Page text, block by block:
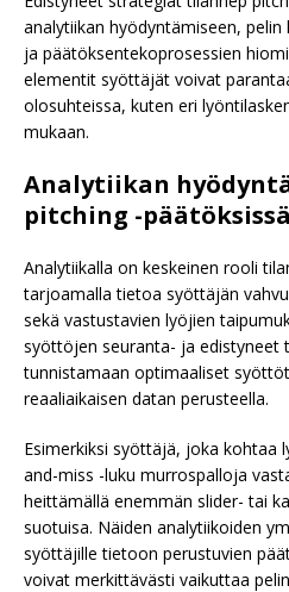
analytiikan hyödyntämiseen,
ja päätöksentekoprosessien
elementit syöttäjät voivat
olosuhteissa, kuten eri
mukaan.
Analytiikan
pitching -päätöksissä
Analytiikalla on keskeinen rooli
tarjoamalla tietoa syöttäjän
sekä vastustavien lyöjien
syöttöjen seuranta- ja edistyneet
tunnistamaan optimaaliset
reaaliaikaisen datan perusteella.
Esimerkiksi syöttäjä, joka kohtaa
and-miss -luku murrospalloja
heittämällä enemmän slider- tai
suotuisa. Näiden analytiikoiden
syöttäjille tietoon perustuvien
voivat merkittävästi vaikuttaa